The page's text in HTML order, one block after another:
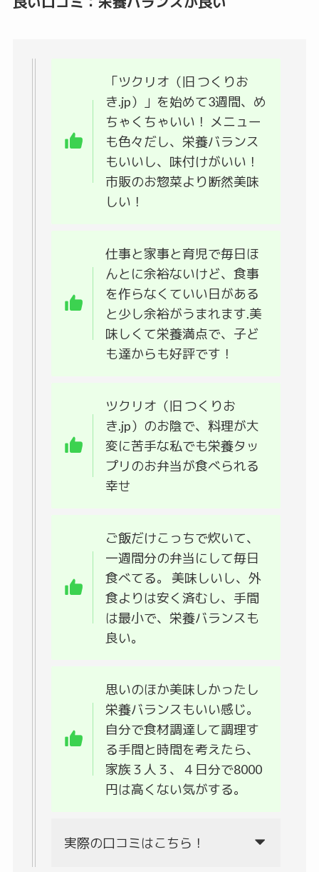
「ツクリオ（旧 つくりお
き.jp）」を始めて3週間、め
ちゃくちゃいい！ メニュー
も色々だし、栄養バランス
もいいし、味付けがいい！
市販のお惣菜より断然美味
しい！
仕事と家事と育児で毎日ほ
んとに余裕ないけど、食事
を作らなくていい日がある
と少し余裕がうまれます.美
味しくて栄養満点で、子ど
も達からも好評です！
ツクリオ（旧 つくりお
き.jp）のお陰で、料理が大
変に苦手な私でも栄養タッ
プリのお弁当が食べられる
幸せ
ご飯だけこっちで炊いて、
一週間分の弁当にして毎日
食べてる。 美味しいし、外
食よりは安く済むし、手間
は最小で、栄養バランスも
良い。
思いのほか美味しかったし
栄養バランスもいい感じ。
自分で食材調達して調理す
る手間と時間を考えたら、
家族３人３、４日分で8000
円は高くない気がする。
実際の口コミはこちら！